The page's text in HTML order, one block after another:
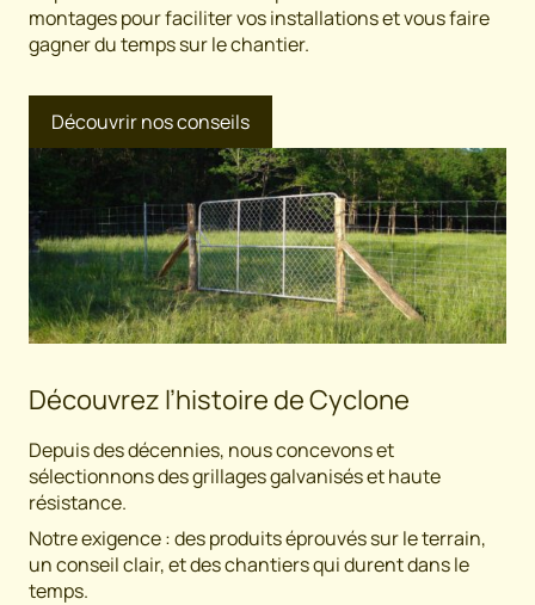
montages pour faciliter vos installations et vous faire
gagner du temps sur le chantier.
Découvrir nos conseils
Découvrez l’histoire de Cyclone
Depuis des décennies, nous concevons et
sélectionnons des grillages galvanisés et haute
résistance.
Notre exigence : des produits éprouvés sur le terrain,
un conseil clair, et des chantiers qui durent dans le
temps.